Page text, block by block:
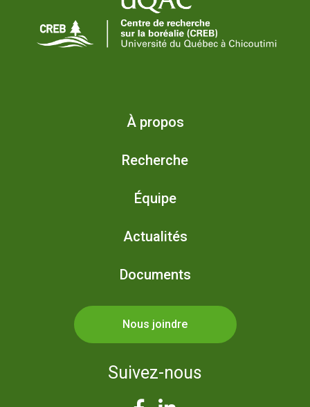
À propos
Recherche
Équipe
Actualités
Documents
Nous joindre
Suivez-nous